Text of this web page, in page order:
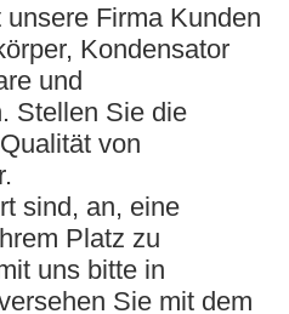
Firma Kunden
Kondensator
und
Stellen Sie die
von
sind, an, eine
Platz zu
uns bitte in
Sie mit dem